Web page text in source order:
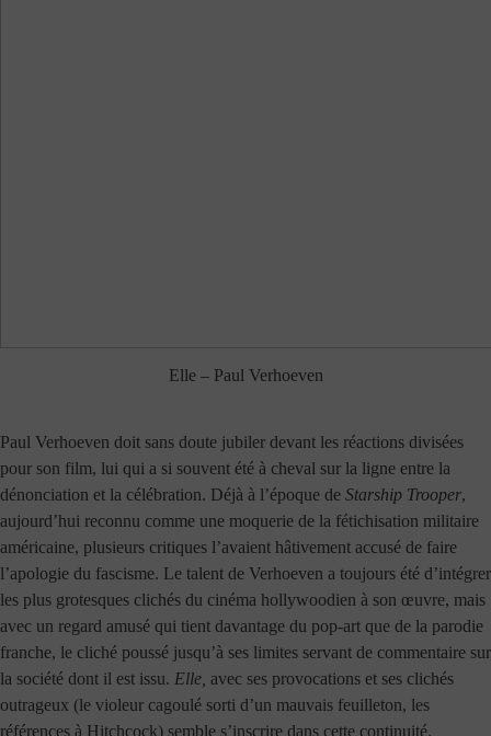
Elle – Paul Verhoeven
Paul Verhoeven doit sans doute jubiler devant les réactions divisées
pour son film, lui qui a si souvent été à cheval sur la ligne entre la
dénonciation et la célébration. Déjà à l’époque de Starship Trooper,
aujourd’hui reconnu comme une moquerie de la fétichisation militaire
américaine, plusieurs critiques l’avaient hâtivement accusé de faire
l’apologie du fascisme. Le talent de Verhoeven a toujours été d’intégrer
les plus grotesques clichés du cinéma hollywoodien à son œuvre, mais
avec un regard amusé qui tient davantage du pop-art que de la parodie
franche, le cliché poussé jusqu’à ses limites servant de commentaire sur
la société dont il est issu. Elle, avec ses provocations et ses clichés
outrageux (le violeur cagoulé sorti d’un mauvais feuilleton, les
références à Hitchcock) semble s’inscrire dans cette continuité.